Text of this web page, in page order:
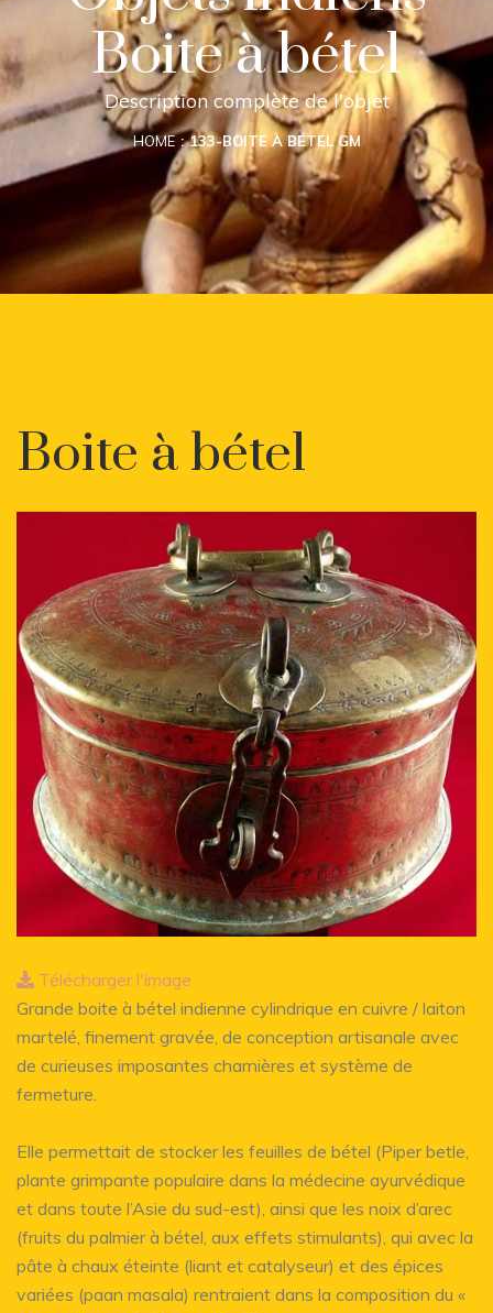
Boite à bétel
Description complète de l'objet
HOME 133-BOITE À BÉTEL GM
Boite à bétel
Télécharger l'image
Grande boite à bétel indienne cylindrique en cuivre / laiton
martelé, finement gravée, de conception artisanale avec
de curieuses imposantes charnières et système de
fermeture.
Elle permettait de stocker les feuilles de bétel (Piper betle,
plante grimpante populaire dans la médecine ayurvédique
et dans toute l’Asie du sud-est), ainsi que les noix d’arec
(fruits du palmier à bétel, aux effets stimulants), qui avec la
pâte à chaux éteinte (liant et catalyseur) et des épices
variées (paan masala) rentraient dans la composition du «